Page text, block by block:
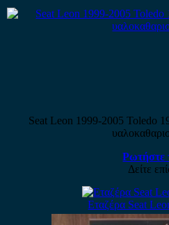
Seat Leon 1999-2005 Toledo
Ρωτήστε
Δείτε
Εταζέρα Seat